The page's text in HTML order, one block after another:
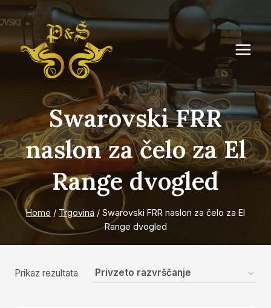
to
content
Swarovski FRR
naslon za čelo za El
Range dvogled
Home / Trgovina / Swarovski FRR naslon za čelo za El
Range dvogled
Prikaz rezultata